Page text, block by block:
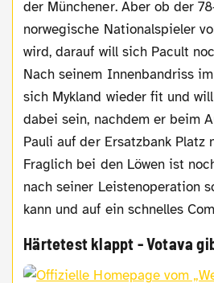
der Münchener. Aber ob der
norwegische Nationalspieler
wird, darauf will sich Pacult
Nach seinem Innenbandriss
sich Mykland wieder fit und
dabei sein, nachdem er beim
Pauli auf der Ersatzbank Platz
Fraglich bei den Löwen ist
nach seiner Leistenoperation
kann und auf ein schnelles
Härtetest klappt - Votava